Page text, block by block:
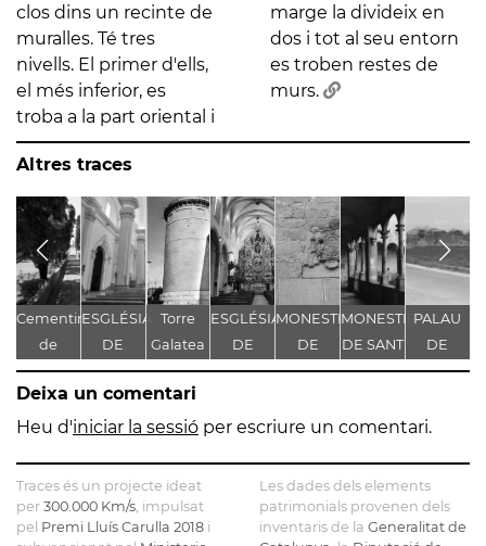
clos dins un recinte de
muralles. Té tres
nivells. El primer d'ells,
el més inferior, es
troba a la part oriental i
marge la divideix en
dos i tot al seu entorn
es troben restes de
murs.
Altres traces
Cementiri
de
Sinera
ESGLÉSIA
DE
SANTA
MARIA
DE
Torre
Galatea
ESGLÉSIA
DE
SANTA
MONESTIR
DE
SANTA
DE
MONESTIR
DE SANT
ESTEVE
PALAU
DE
FLUVIÀ
Deixa un comentari
Heu d'iniciar la sessió per escriure un comentari.
Traces és un projecte ideat
per 300.000 Km/s , impulsat
pel Premi Lluís Carulla 2018 i
Les dades dels elements
patrimonials provenen dels
inventaris de la Generalitat de